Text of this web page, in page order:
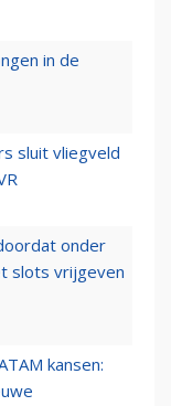
in de
sluit vliegveld
onder
slots vrijgeven
kansen: